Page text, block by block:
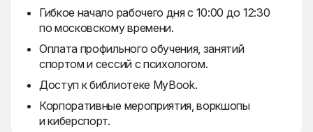
Гибкое начало рабочего дня с 10:00 до 12:30
по московскому времени.
Оплата профильного обучения, занятий
спортом и сессий с психологом.
Доступ к библиотеке MyBook.
Корпоративные мероприятия, воркшопы
и киберспорт.